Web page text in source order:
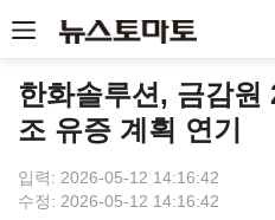
한화솔루션, 금감원
조 유증 계획 연기
입력: 2026-05-12 14:16:42
수정: 2026-05-12 14:16:42